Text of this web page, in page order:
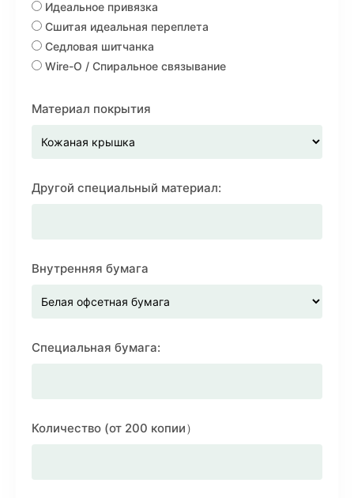
Идеальное привязка
Сшитая идеальная переплета
Седловая шитчанка
Wire-O / Спиральное связывание
Материал покрытия
Другой специальный материал:
Внутренняя бумага
Специальная бумага:
Количество (от 200 копии）